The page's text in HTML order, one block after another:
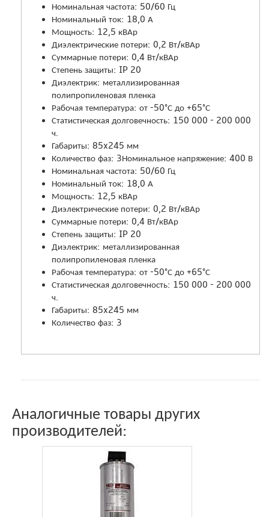
Номинальная частота: 50/60 Гц
Номинальный ток: 18,0 А
Мощность: 12,5 кВАр
Диэлектрические потери: 0,2 Вт/кВАр
Суммарные потери: 0,4 Вт/кВАр
Степень защиты: IP 20
Диэлектрик: металлизированная
полипропиленовая пленка
Рабочая температура: от -50°С до +65°С
Статистическая долговечность: 150 000 - 200 000
ч.
Габариты: 85x245 мм
Количество фаз: 3Номинальное напряжение: 400 В
Номинальная частота: 50/60 Гц
Номинальный ток: 18,0 А
Мощность: 12,5 кВАр
Диэлектрические потери: 0,2 Вт/кВАр
Суммарные потери: 0,4 Вт/кВАр
Степень защиты: IP 20
Диэлектрик: металлизированная
полипропиленовая пленка
Рабочая температура: от -50°С до +65°С
Статистическая долговечность: 150 000 - 200 000
ч.
Габариты: 85x245 мм
Количество фаз: 3
Аналогичные товары других
производителей: